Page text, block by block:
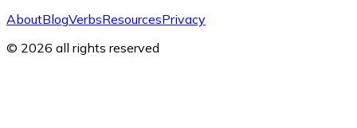
AboutBlogVerbsResourcesPrivacy
© 2026 all rights reserved